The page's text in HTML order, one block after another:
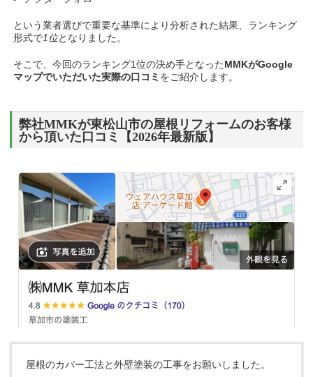
という業者選びで重要な基準により分析された結果、ランキング
形式で1位となりました。
そこで、今回のランキング1位の決め手となったMMKがGoogle
マップでいただいた実際の口コミ をご紹介します。
弊社MMKが東松山市の屋根リフォームのお客様
から頂いた口コミ【2026年最新版】
屋根のカバー工法と外壁塗装の工事をお願いしました。